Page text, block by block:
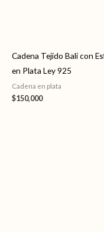
Cadena Tejido Bali con
en Plata Ley 925
Cadena en plata
$150,000